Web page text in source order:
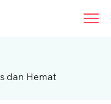
dan Hemat